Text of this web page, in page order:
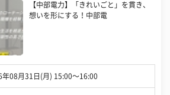
【中部電力】「きれいごと」を貫き、
想いを形にする！中部電
年08月31日(月) 15:00〜16:00